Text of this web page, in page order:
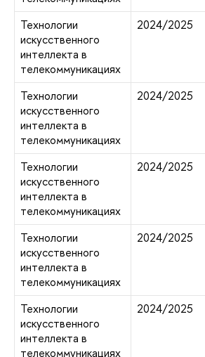
Технологии
искусственного
интеллекта в
телекоммуникациях
2024/2025
Технологии
искусственного
интеллекта в
телекоммуникациях
2024/2025
Технологии
искусственного
интеллекта в
телекоммуникациях
2024/2025
Технологии
искусственного
интеллекта в
телекоммуникациях
2024/2025
Технологии
искусственного
интеллекта в
телекоммуникациях
2024/2025